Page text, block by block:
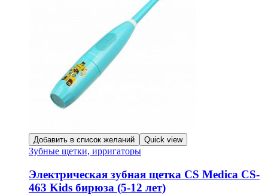
Добавить в список желаний Quick view
Зубные щетки, ирригаторы
Электрическая зубная щетка CS Medica CS-
463 Kids бирюза (5-12 лет)